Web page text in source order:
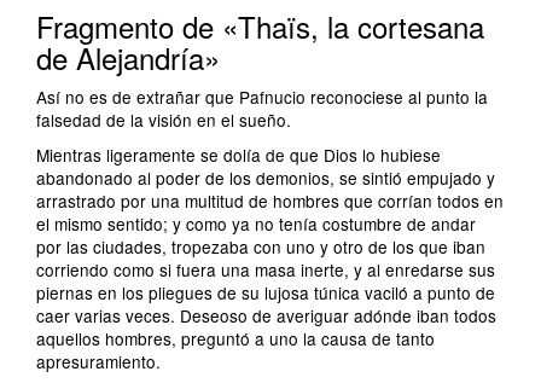
Fragmento de «Thaïs, la cortesana
de Alejandría»
Así no es de extrañar que Pafnucio reconociese al punto la
falsedad de la visión en el sueño.
Mientras ligeramente se dolía de que Dios lo hubiese
abandonado al poder de los demonios, se sintió empujado y
arrastrado por una multitud de hombres que corrían todos en
el mismo sentido; y como ya no tenía costumbre de andar
por las ciudades, tropezaba con uno y otro de los que iban
corriendo como si fuera una masa inerte, y al enredarse sus
piernas en los pliegues de su lujosa túnica vaciló a punto de
caer varias veces. Deseoso de averiguar adónde iban todos
aquellos hombres, preguntó a uno la causa de tanto
apresuramiento.